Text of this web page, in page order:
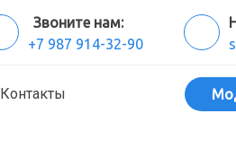
Звоните нам:
+7 987 914-32-90
Контакты